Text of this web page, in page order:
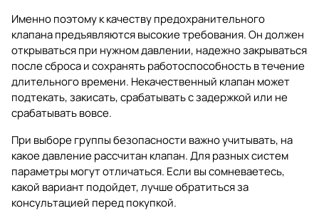
Именно поэтому к качеству предохранительного
клапана предъявляются высокие требования. Он должен
открываться при нужном давлении, надежно закрываться
после сброса и сохранять работоспособность в течение
длительного времени. Некачественный клапан может
подтекать, закисать, срабатывать с задержкой или не
срабатывать вовсе.
При выборе группы безопасности важно учитывать, на
какое давление рассчитан клапан. Для разных систем
параметры могут отличаться. Если вы сомневаетесь,
какой вариант подойдет, лучше обратиться за
консультацией перед покупкой.